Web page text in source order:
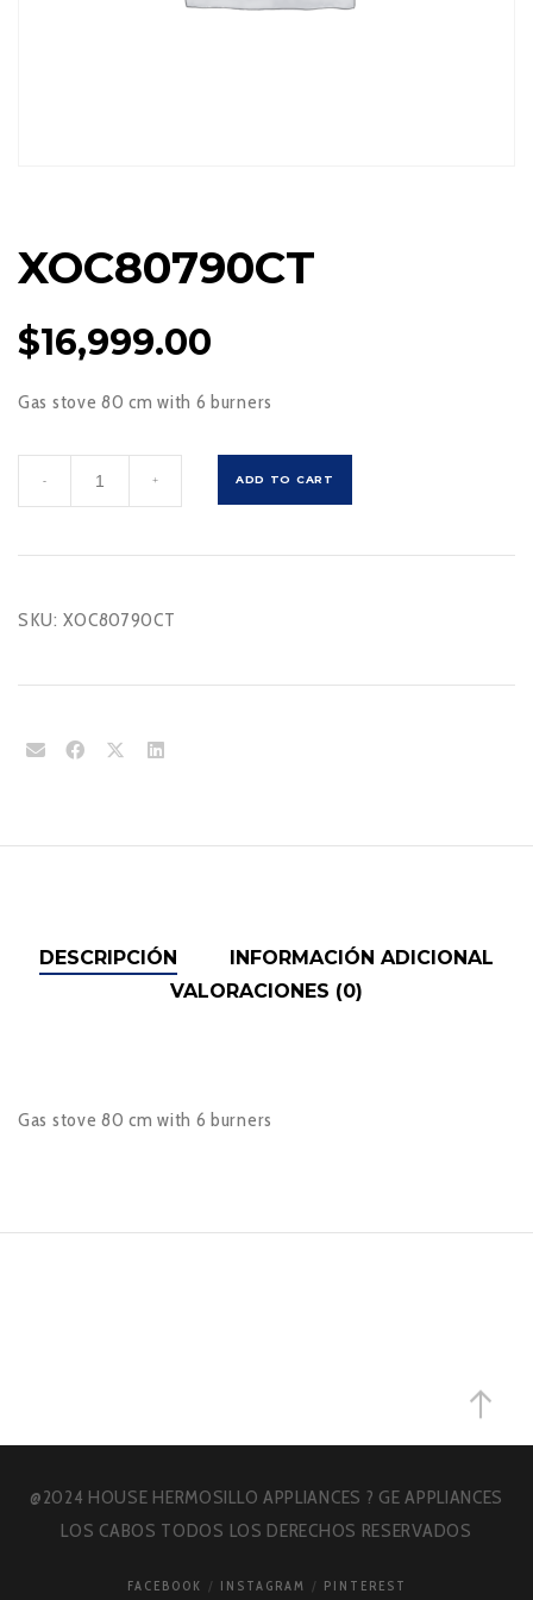
XOC80790CT
$16,999.00
Gas stove 80 cm with 6 burners
XOC80790CT
cantidad
- + ADD TO CART
SKU: XOC80790CT
DESCRIPCIÓN
INFORMACIÓN ADICIONAL
VALORACIONES (0)
Gas stove 80 cm with 6 burners
@2024 HOUSE HERMOSILLO APPLIANCES ? GE APPLIANCES
LOS CABOS TODOS LOS DERECHOS RESERVADOS
FACEBOOK INSTAGRAM PINTEREST